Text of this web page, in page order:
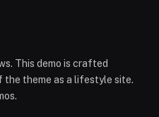
This demo is crafted
theme as a lifestyle site.